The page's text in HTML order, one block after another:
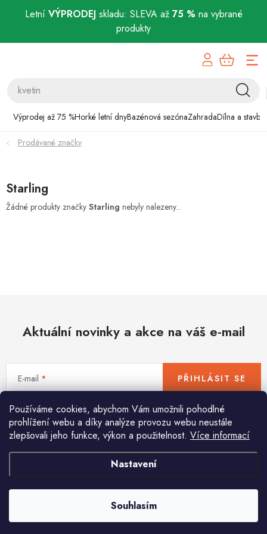
Letní VÝPRODEJskladu: SLEVA až 75 % na vybrané
produkty
Používáme cookies, abychom Vám umožnili pohodlné
prohlížení webu a díky analýze provozu webu neustále
zlepšovali jeho funkce, výkon a použitelnost. Více informací
Nastavení
Souhlasím
Výprodej až 75 %Horké letní dnyBazénová sezónaZahradaDílna a stavba
Bazénová sezóna
Zahrada
Domácnost
Novinky
World Cleanup Day
Akční ceny
Půjčovna Kontaktuje nás
Obchodní podmínky
Vrácení a reklamace
Podmínky ochrany osobních údajů
Obchodní podmínky pro podnikatele
Způsob doručení a platby
Zásady používání cookies
Prodávané značky
Starling
Žádné produkty značky Starling nebyly nalezeny...
Aktuální novinky a akce na váš e-mail
E-mail
Vložením e-mailu souhlasíte spodmínkami ochrany osobních údajů
PŘIHLÁSIT SE
Pomůžeme vám s výběrem
Potřebujete s něčím poradit? Jsme tu pro vás!
info@huka.cz